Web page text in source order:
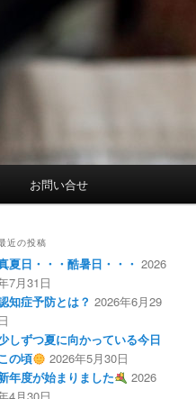
お問い合せ
近の投稿
夏日・・・酷暑日・・・ 2026
7月31日
知症予防とは？ 2026年6月29
日
しずつ夏に向かっている今日
の頃
2026年5月30日
年度が始まりました
2026